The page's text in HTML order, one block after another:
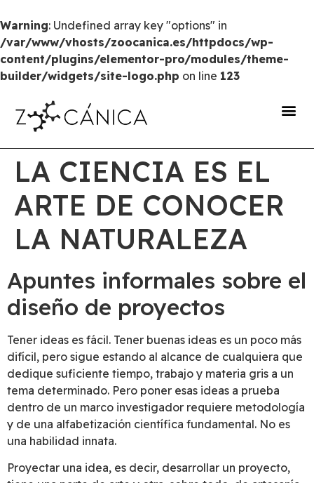
Warning: Undefined array key "options" in
/var/www/vhosts/zoocanica.es/httpdocs/wp-
content/plugins/elementor-pro/modules/theme-
builder/widgets/site-logo.php on line 123
LA CIENCIA ES EL
ARTE DE CONOCER
LA NATURALEZA
Apuntes informales sobre el
diseño de proyectos
Tener ideas es fácil. Tener buenas ideas es un poco más
difícil, pero sigue estando al alcance de cualquiera que
dedique suficiente tiempo, trabajo y materia gris a un
tema determinado. Pero poner esas ideas a prueba
dentro de un marco investigador requiere metodología
y de una alfabetización científica fundamental. No es
una habilidad innata.
Proyectar una idea, es decir, desarrollar un proyecto,